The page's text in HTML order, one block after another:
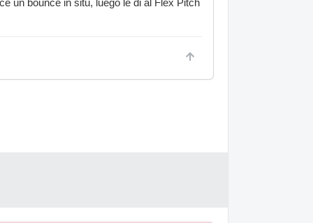
un bounce in situ, luego le di al Flex Pitch